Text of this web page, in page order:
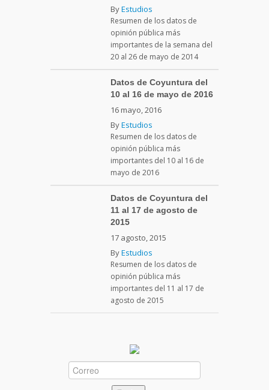
ByEstudios
Resumen de los datos de
opinión pública más
importantes de la semana del
20 al 26 de mayo de 2014
Datos de Coyuntura del
10 al 16 de mayo de 2016
16 mayo, 2016
ByEstudios
Resumen de los datos de
opinión pública más
importantes del 10 al 16 de
mayo de 2016
Datos de Coyuntura del
11 al 17 de agosto de
2015
17 agosto, 2015
ByEstudios
Resumen de los datos de
opinión pública más
importantes del 11 al 17 de
agosto de 2015